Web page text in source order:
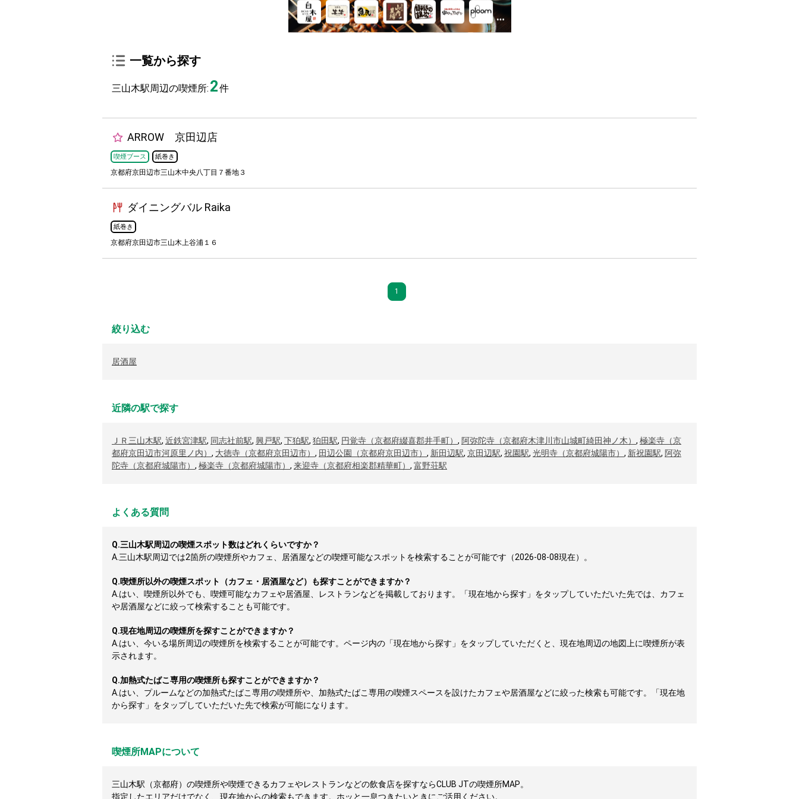
一覧から探す
三山木駅周辺の喫煙所: 2件
ARROW 京田辺店
喫煙ブース 紙巻き
京都府京田辺市三山木中央八丁目７番地３
ダイニングバル Raika
紙巻き
京都府京田辺市三山木上谷浦１６
1
絞り込む
居酒屋
近隣の駅で探す
ＪＲ三山木駅, 近鉄宮津駅, 同志社前駅, 興戸駅, 下狛駅, 狛田駅, 円覚寺（京都府綴喜郡井手町） , 阿弥陀寺（京都府木津川市山城町綺田神ノ木） , 極楽寺（京
都府京田辺市河原里ノ内） , 大徳寺（京都府京田辺市） , 田辺公園（京都府京田辺市） , 新田辺駅, 京田辺駅, 祝園駅, 光明寺（京都府城陽市） , 新祝園駅, 阿弥
陀寺（京都府城陽市） , 極楽寺（京都府城陽市） , 来迎寺（京都府相楽郡精華町） , 富野荘駅
よくある質問
Q.三山木駅周辺の喫煙スポット数はどれくらいですか？
A. 三山木駅周辺では2箇所の喫煙所やカフェ、居酒屋などの喫煙可能なスポットを検索することが可能です（2026-08-08現在）。
Q.喫煙所以外の喫煙スポット（カフェ・居酒屋など）も探すことができますか？
A. はい、喫煙所以外でも、喫煙可能なカフェや居酒屋、レストランなどを掲載しております。「現在地から探す」をタップしていただいた先では、カフェ
や居酒屋などに絞って検索することも可能です。
Q.現在地周辺の喫煙所を探すことができますか？
A. はい、今いる場所周辺の喫煙所を検索することが可能です。ページ内の「現在地から探す」をタップしていただくと、現在地周辺の地図上に喫煙所が表
示されます。
Q.加熱式たばこ専用の喫煙所も探すことができますか？
A. はい、プルームなどの加熱式たばこ専用の喫煙所や、加熱式たばこ専用の喫煙スペースを設けたカフェや居酒屋などに絞った検索も可能です。「現在地
から探す」をタップしていただいた先で検索が可能になります。
喫煙所MAPについて
三山木駅（京都府）の喫煙所や喫煙できるカフェやレストランなどの飲食店を探すならCLUB JTの喫煙所MAP。
指定したエリアだけでなく、現在地からの検索もできます。ホッと一息つきたいときにご活用ください。